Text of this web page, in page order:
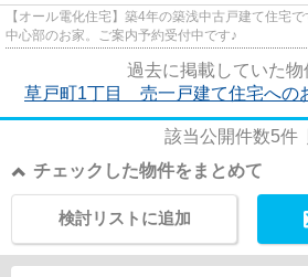
【オール電化住宅】築4年の築浅中古戸建て住宅
中心部のお家。ご案内予約受付中です♪
過去に掲載していた物
草戸町1丁目 売一戸建て住宅への
該当公開件数5件
チェックした物件をまとめて
検討リストに追加